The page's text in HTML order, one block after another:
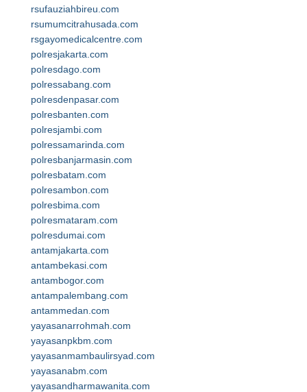
rsufauziahbireu.com
rsumumcitrahusada.com
rsgayomedicalcentre.com
polresjakarta.com
polresdago.com
polressabang.com
polresdenpasar.com
polresbanten.com
polresjambi.com
polressamarinda.com
polresbanjarmasin.com
polresbatam.com
polresambon.com
polresbima.com
polresmataram.com
polresdumai.com
antamjakarta.com
antambekasi.com
antambogor.com
antampalembang.com
antammedan.com
yayasanarrohmah.com
yayasanpkbm.com
yayasanmambaulirsyad.com
yayasanabm.com
yayasandharmawanita.com